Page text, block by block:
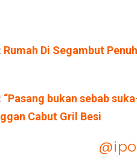
Rumah Di Segambut
“Pasang bukan sebab
Cabut Gril Besi